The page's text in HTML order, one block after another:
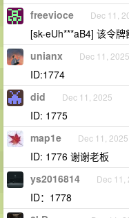
freevioce Dec 11,
[sk-eUh***aB4] 该令
unianx Dec 11, 2025
ID:1774
did Dec 11, 2025
ID: 1775
map1e Dec 11, 2025
ID: 1776 谢谢老板
ys2016814 Dec 11,
ID：1778